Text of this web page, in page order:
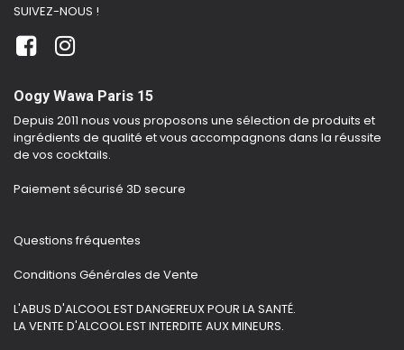
SUIVEZ-NOUS !
Oogy Wawa Paris 15
Depuis 2011 nous vous proposons une sélection de produits et
ingrédients de qualité et vous accompagnons dans la réussite
de vos cocktails.
Paiement sécurisé 3D secure
Questions fréquentes
Conditions Générales de Vente
L'ABUS D'ALCOOL EST DANGEREUX POUR LA SANTÉ.
LA VENTE D'ALCOOL EST INTERDITE AUX MINEURS.